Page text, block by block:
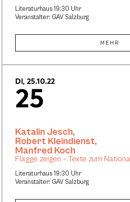
Literaturhaus 19:30 Uhr
Veranstalter: GAV Salzburg
MEHR
Di, 25.10.22
25
Literaturhaus 19:30 Uhr
Veranstalter: GAV Salzburg
Katalin Jesch,
Robert Kleindienst,
Manfred Koch
Flagge zeigen – Texte zum